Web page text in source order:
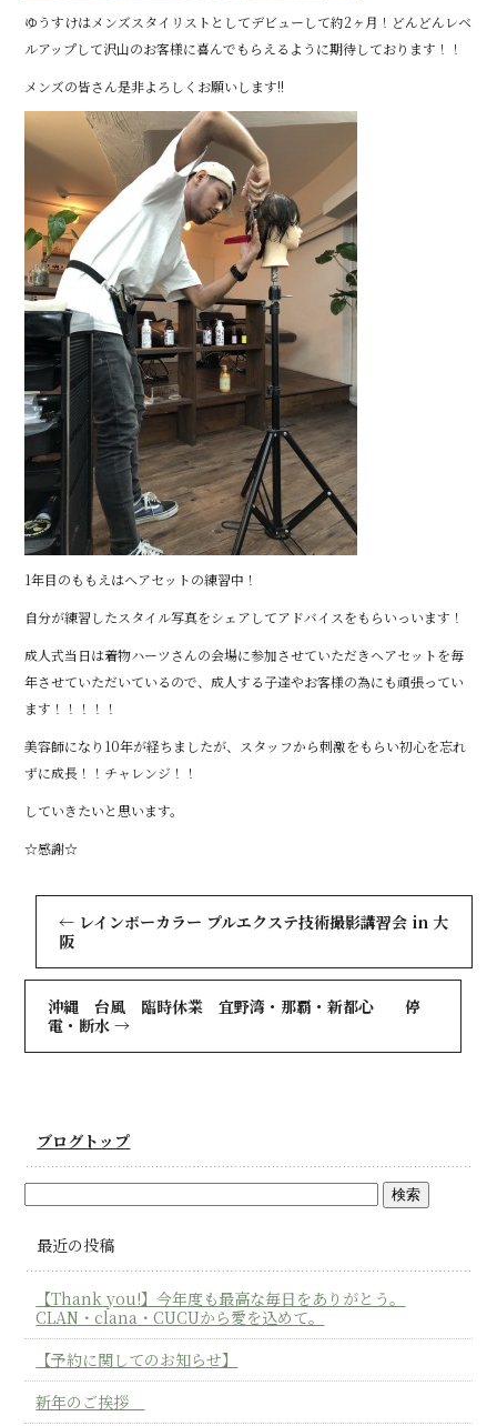
ゆうすけはメンズスタイリストとしてデビューして約2ヶ月！どんどんレベ
ルアップして沢山のお客様に喜んでもらえるように期待しております！！
メンズの皆さん是非よろしくお願いします!!
1年目のももえはヘアセットの練習中！
自分が練習したスタイル写真をシェアしてアドバイスをもらいっいます！
成人式当日は着物ハーツさんの会場に参加させていただきヘアセットを毎
年させていただいているので、成人する子達やお客様の為にも頑張ってい
ます！！！！！
美容師になり10年が経ちましたが、スタッフから刺激をもらい初心を忘れ
ずに成長！！チャレンジ！！
していきたいと思います。
☆感謝☆
← レインボーカラー プルエクステ技術撮影講習会 in 大
阪
沖縄 台風 臨時休業 宜野湾・那覇・新都心 停
電・断水→
ブログトップ
最近の投稿
【Thank you!】今年度も最高な毎日をありがとう。
CLAN・clana・CUCUから愛を込めて。
【予約に関してのお知らせ】
新年のご挨拶